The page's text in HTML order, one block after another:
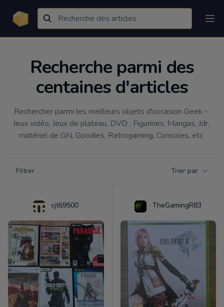
Recherche parmi des
centaines d'articles
Rechercher parmi les meilleurs objets d'occasion Geek -
Jeux vidéo, Jeux de plateau, DVD , Figurines, Mangas, Jdr,
matériel de GN, Goodies, Retrogaming, Consoles, etc
Filtrer Trier par
cjt69500 TheGamingR83